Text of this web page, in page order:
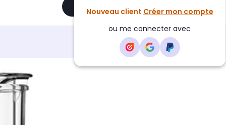
Nouveau client Créer mon compte
ou me connecter avec
Ajouter au panier •